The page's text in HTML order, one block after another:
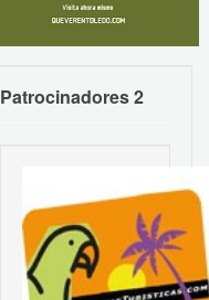
Patrocinadores 2